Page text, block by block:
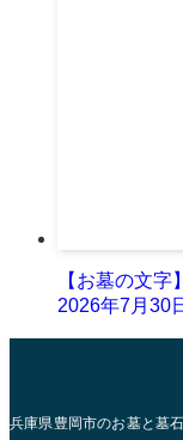
【お墓の文
2026年7月30
兵庫県豊岡市のお墓と墓